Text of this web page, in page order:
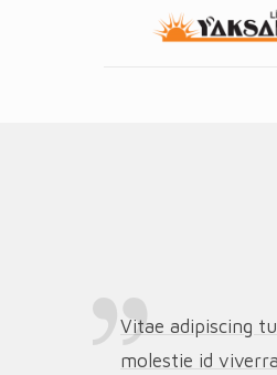
Vitae adipiscing
molestie id